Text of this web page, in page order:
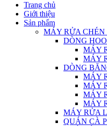
Trang chủ
Giới thiệu
Sản phẩm
MÁY RỬA CHÉN
DÒNG
MÁY
MÁY
DÒNG
MÁY
MÁY
MÁY
MÁY
MÁY RỬA
QUÁN CÀ